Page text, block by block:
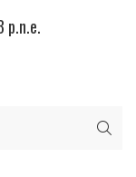
p.n.e.